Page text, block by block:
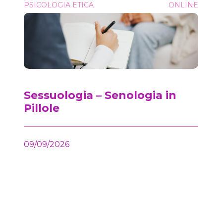
Sessuologia &#8211; Senologia in Pillole
PSICOLOGIA ETICA ONLINE
Sessuologia – Senologia in
Pillole
09/09/2026